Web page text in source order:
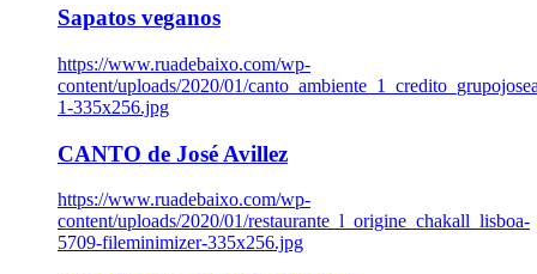
Sapatos veganos
https://www.ruadebaixo.com/wp-
content/uploads/2020/01/
1-335x256.jpg
CANTO de José Avillez
https://www.ruadebaixo.com/wp-
content/uploads/2020/01/restaurante_l_origine_chakall_lisboa-
5709-fileminimizer-335x256.jpg